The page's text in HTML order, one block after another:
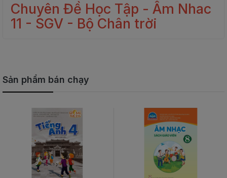
Chuyên Đề Học Tập - Âm Nhac
11 - SGV - Bộ Chân trời
Sản phẩm bán chạy